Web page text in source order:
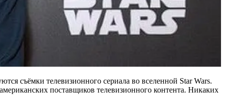
съёмки телевизионного сериала во вселенной Star Wars.
поставщиков телевизионного контента. Никаких